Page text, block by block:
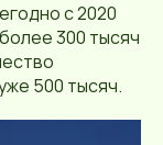
с 2020
300 тысяч
500 тысяч.